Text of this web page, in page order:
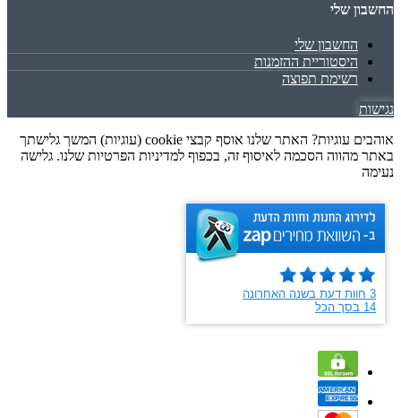
החשבון שלי
החשבון שלי
היסטוריית ההזמנות
רשימת תפוצה
נגישות
אוהבים עוגיות? האתר שלנו אוסף קבצי cookie (עוגיות) המשך גלישתך
באתר מהווה הסכמה לאיסוף זה, בכפוף למדיניות הפרטיות שלנו. גלישה
נעימה